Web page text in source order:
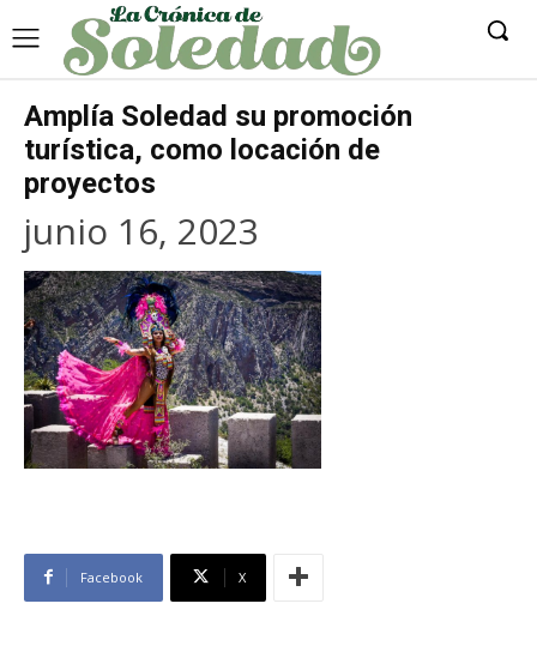
Amplía Soledad su promoción
turística, como locación de
proyectos
junio 16, 2023
Facebook X